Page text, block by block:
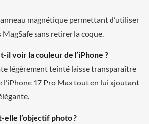
magnétique permettant d’utiliser
sans retirer la coque.
il voir la couleur de l’iPhone ?
légèrement teinté laisse transparaître
l’iPhone 17 Pro Max tout en lui ajoutant
elle l’objectif photo ?